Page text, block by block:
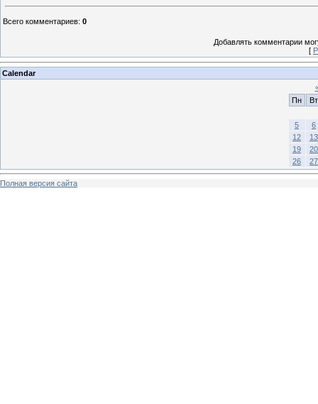
Всего комментариев: 0
Добавлять комментарии
[
Calendar
Пн
Вт
5
6
12
13
19
20
26
27
Полная версия сайта